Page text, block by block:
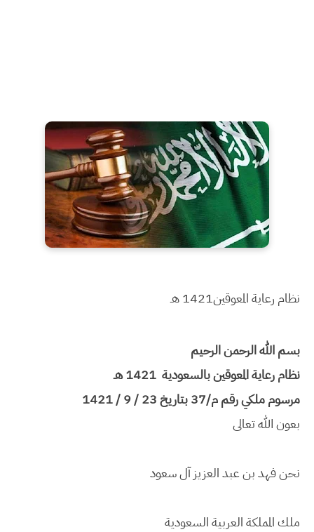
نظام رعاية المعوقين1421 هـ
بسم الله الرحمن الرحيم
نظام رعاية المعوقين بالسعودية 1421 هـ
مرسوم ملكي رقم م/37 بتاريخ 23 / 9 / 1421
بعون الله تعالى
نحن فهد بن عبد العزيز آل سعود
ملك المملكة العربية السعودية